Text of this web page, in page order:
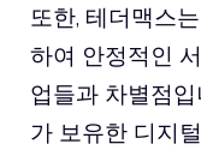
또한, 테더맥스
하여 안정적인
업들과 차별점
가 보유한 디지